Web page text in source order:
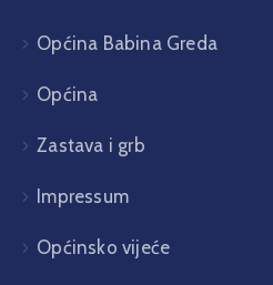
Općina Babina Greda
Općina
Zastava i grb
Impressum
Općinsko vijeće